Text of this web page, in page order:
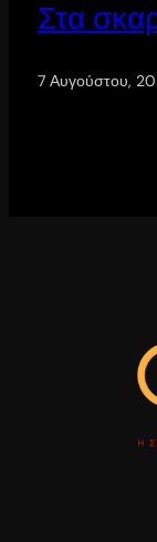
Στα
7 Αυγούστου,